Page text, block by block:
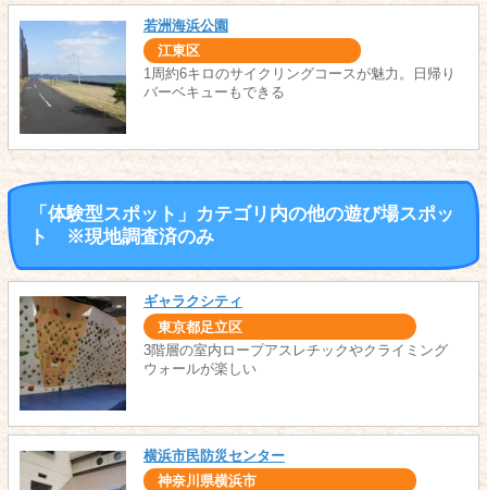
若洲海浜公園
江東区
1周約6キロのサイクリングコースが魅力。日帰り
バーベキューもできる
「体験型スポット」カテゴリ内の他の遊び場スポッ
ト ※現地調査済のみ
ギャラクシティ
東京都足立区
3階層の室内ロープアスレチックやクライミング
ウォールが楽しい
横浜市民防災センター
神奈川県横浜市